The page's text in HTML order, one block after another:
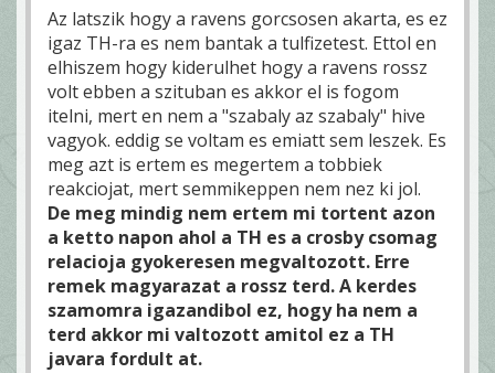
Az latszik hogy a ravens gorcsosen akarta, es ez
igaz TH-ra es nem bantak a tulfizetest. Ettol en
elhiszem hogy kiderulhet hogy a ravens rossz
volt ebben a szituban es akkor el is fogom
itelni, mert en nem a "szabaly az szabaly" hive
vagyok. eddig se voltam es emiatt sem leszek. Es
meg azt is ertem es megertem a tobbiek
reakciojat, mert semmikeppen nem nez ki jol.
De meg mindig nem ertem mi tortent azon
a ketto napon ahol a TH es a crosby csomag
relacioja gyokeresen megvaltozott. Erre
remek magyarazat a rossz terd. A kerdes
szamomra igazandibol ez, hogy ha nem a
terd akkor mi valtozott amitol ez a TH
javara fordult at.